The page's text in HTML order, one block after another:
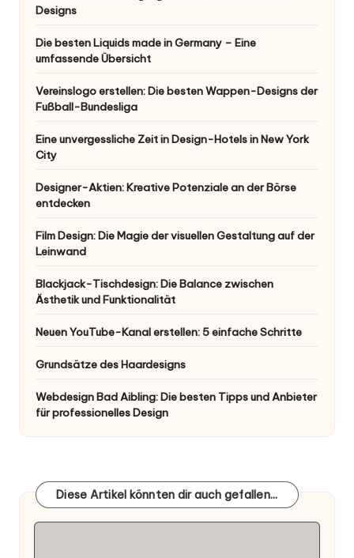
Designs
Die besten Liquids made in Germany – Eine
umfassende Übersicht
Vereinslogo erstellen: Die besten Wappen-Designs der
Fußball-Bundesliga
Eine unvergessliche Zeit in Design-Hotels in New York
City
Designer-Aktien: Kreative Potenziale an der Börse
entdecken
Film Design: Die Magie der visuellen Gestaltung auf der
Leinwand
Blackjack-Tischdesign: Die Balance zwischen
Ästhetik und Funktionalität
Neuen YouTube-Kanal erstellen: 5 einfache Schritte
Grundsätze des Haardesigns
Webdesign Bad Aibling: Die besten Tipps und Anbieter
für professionelles Design
Diese Artikel könnten dir auch gefallen...